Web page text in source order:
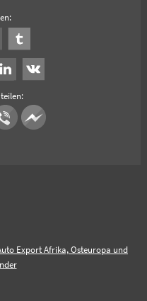
Export Afrika, Osteuropa und